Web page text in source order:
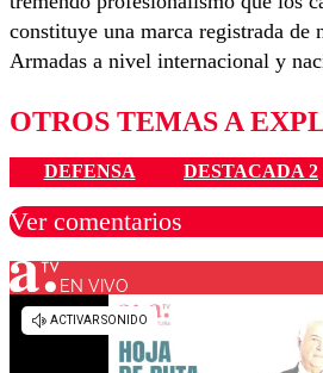
constituye una marca registrada de
Armadas a nivel internacional y
OTROS TEMAS A
DEFENSA DESTACADA 2
Ver comentarios
Los comentarios son
diálogo
EN VIVO